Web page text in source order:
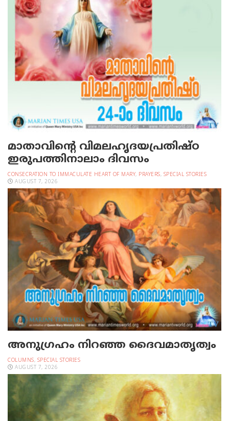
മാതാവിന്റെ വിമലഹൃദയപ്രതിഷ്ഠ
ഇരുപത്തിനാലാം ദിവസം
CONSECRATION TO IMMACULATE HEART OF MARY, PRAYERS, SPECIAL STORIES
AUGUST 7, 2026
അനുഗ്രഹം നിറഞ്ഞ ദൈവമാതൃത്വം
COLUMNS, SPECIAL STORIES
AUGUST 7, 2026